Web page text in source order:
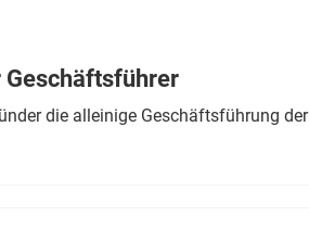
die alleinige Geschäftsführung der